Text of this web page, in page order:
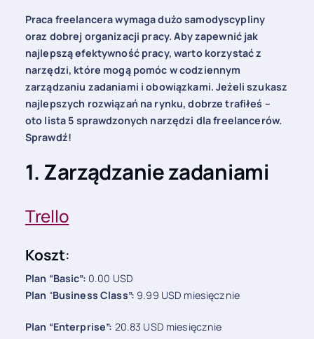
Praca freelancera wymaga dużo samodyscypliny
oraz dobrej organizacji pracy. Aby zapewnić jak
najlepszą efektywność pracy, warto korzystać z
narzędzi, które mogą pomóc w codziennym
zarządzaniu zadaniami i obowiązkami. Jeżeli szukasz
najlepszych rozwiązań na rynku, dobrze trafiłeś –
oto lista 5 sprawdzonych narzędzi dla freelancerów.
Sprawdź!
1. Zarządzanie zadaniami
Trello
Koszt:
Plan “Basic”: 0.00 USD
Plan “Business Class”: 9.99 USD miesięcznie
Plan “Enterprise”: 20.83 USD miesięcznie